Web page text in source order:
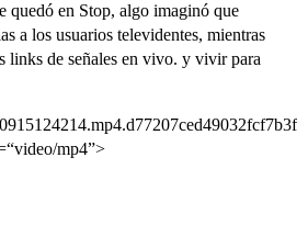
en Stop, algo imaginó que
a los usuarios televidentes, mientras
links de señales en vivo. y vivir para
mp4”>